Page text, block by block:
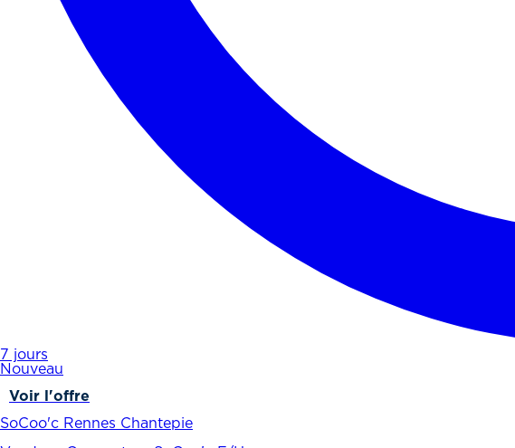
7 jours
Nouveau
Voir l'offre
SoCoo'c Rennes Chantepie